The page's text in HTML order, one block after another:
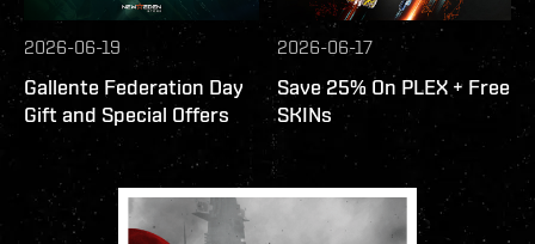
2026-06-19
Gallente Federation Day
Gift and Special Offers
2026-06-17
Save 25% On PLEX + Free
SKINs